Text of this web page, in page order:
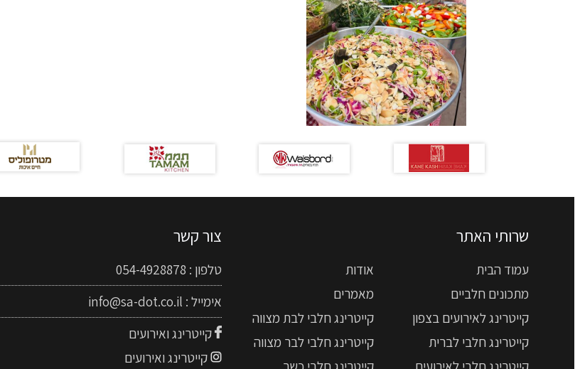
שרותי האתר
עמוד הבית
אודות
מתכונים חלביים
מאמרים
קייטרינג לאירועים בצפון
קייטרינג חלבי לבת מצווה
קייטרינג חלבי לברית
קייטרינג חלבי לבר מצווה
צור קשר
טלפון : 054-4928878
אימייל : info@sa-dot.co.il
קייטרינג ואירועים
קייטרינג ואירועים